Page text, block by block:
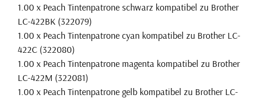
1.00 x Peach Tintenpatrone schwarz kompatibel zu Brother
LC-422BK (322079)
1.00 x Peach Tintenpatrone cyan kompatibel zu Brother LC-
422C (322080)
1.00 x Peach Tintenpatrone magenta kompatibel zu Brother
LC-422M (322081)
1.00 x Peach Tintenpatrone gelb kompatibel zu Brother LC-